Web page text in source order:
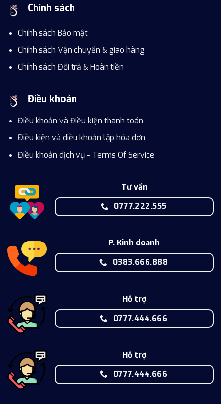
Chính sách
Chính sách Bảo mật
Chính sách Vận chuyển & giao hàng
Chính sách Đổi trả & Hoàn tiền
Điều khoản
Điều khoản và Điều kiện thanh toán
Điều kiện và điều khoản lập hóa đơn
Điều khoản dịch vụ - Terms Of Service
Tư vấn
0777.222.555
P. Kinh doanh
0383.666.888
Hỗ trợ
0777.444.666
Hỗ trợ
0777.444.666